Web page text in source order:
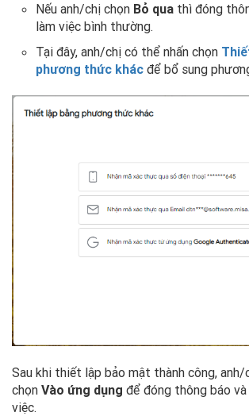
Nếu anh/chị chọn Bỏ qua thì đóng
làm việc bình thường.
Tại đây, anh/chị có thể nhấn chọn
phương thức khác để bổ sung
Sau khi thiết lập bảo mật thành công, anh/
chọn Vào ứng dụng để đóng thông báo
việc.